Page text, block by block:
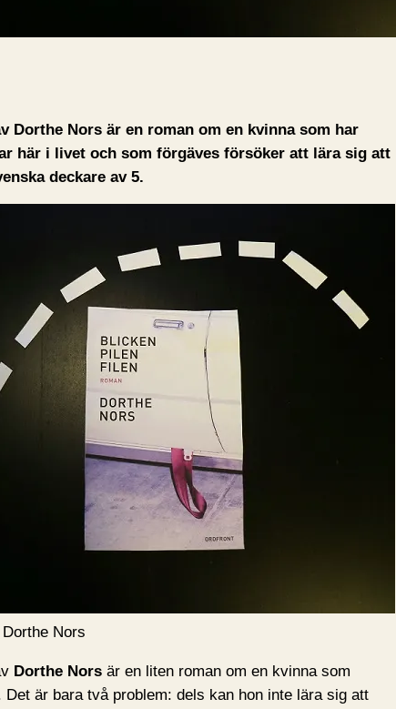
Dorthe Nors är en roman om en kvinna som har
här i livet och som förgäves försöker att lära sig att
deckare av 5.
Nors
Dorthe Nors är en liten roman om en kvinna som
är bara två problem: dels kan hon inte lära sig att